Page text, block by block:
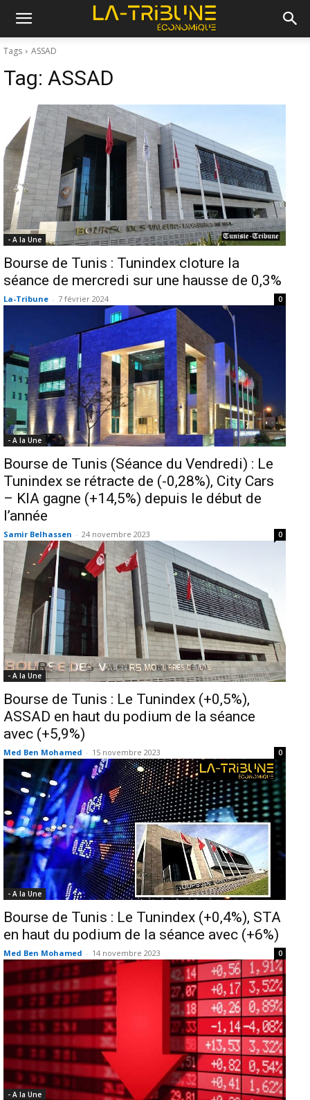
Tags ASSAD
Tag: ASSAD
- A la Une
Bourse de Tunis : Tunindex cloture la
séance de mercredi sur une hausse de 0,3%
La-Tribune - 7 février 2024 0
- A la Une
Bourse de Tunis (Séance du Vendredi) : Le
Tunindex se rétracte de (-0,28%), City Cars
– KIA gagne (+14,5%) depuis le début de
l’année
Samir Belhassen - 24 novembre 2023 0
- A la Une
Bourse de Tunis : Le Tunindex (+0,5%),
ASSAD en haut du podium de la séance
avec (+5,9%)
Med Ben Mohamed - 15 novembre 2023 0
- A la Une
Bourse de Tunis : Le Tunindex (+0,4%), STA
en haut du podium de la séance avec (+6%)
Med Ben Mohamed - 14 novembre 2023 0
- A la Une